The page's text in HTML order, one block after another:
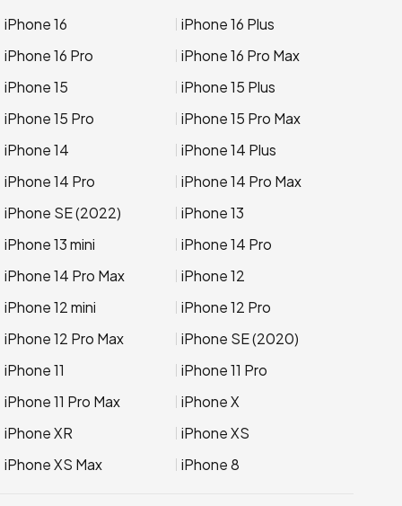
iPhone 16
iPhone 16 Plus
iPhone 16 Pro
iPhone 16 Pro Max
iPhone 15
iPhone 15 Plus
iPhone 15 Pro
iPhone 15 Pro Max
iPhone 14
iPhone 14 Plus
iPhone 14 Pro
iPhone 14 Pro Max
iPhone SE (2022)
iPhone 13
iPhone 13 mini
iPhone 14 Pro
iPhone 14 Pro Max
iPhone 12
iPhone 12 mini
iPhone 12 Pro
iPhone 12 Pro Max
iPhone SE (2020)
iPhone 11
iPhone 11 Pro
iPhone 11 Pro Max
iPhone X
iPhone XR
iPhone XS
iPhone XS Max
iPhone 8